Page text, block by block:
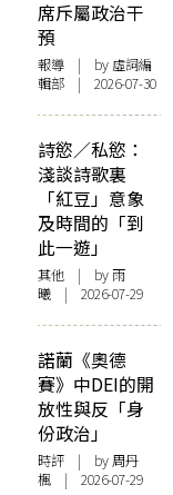
席斥屬政治干
預
報導 | by 虛詞編
輯部 | 2026-07-30
詩慾／私慾：
淺談詩歌裏
「紅豆」意象
及時間的「到
此一遊」
其他 | by 雨
曦 | 2026-07-29
諾蘭《奧德
賽》中DEI的開
放性與反「身
份政治」
時評 | by周丹
楓 | 2026-07-29